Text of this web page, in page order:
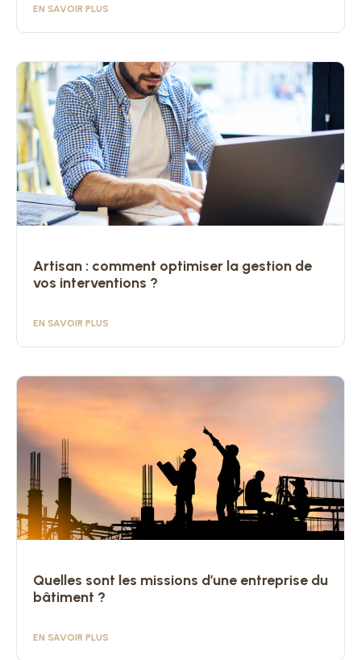
EN SAVOIR PLUS
Artisan : comment optimiser la gestion de
vos interventions ?
EN SAVOIR PLUS
Quelles sont les missions d’une entreprise du
bâtiment ?
EN SAVOIR PLUS